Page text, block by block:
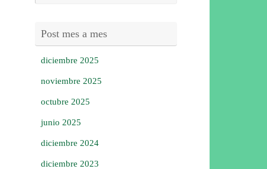
Post mes a mes
diciembre 2025
noviembre 2025
octubre 2025
junio 2025
diciembre 2024
diciembre 2023